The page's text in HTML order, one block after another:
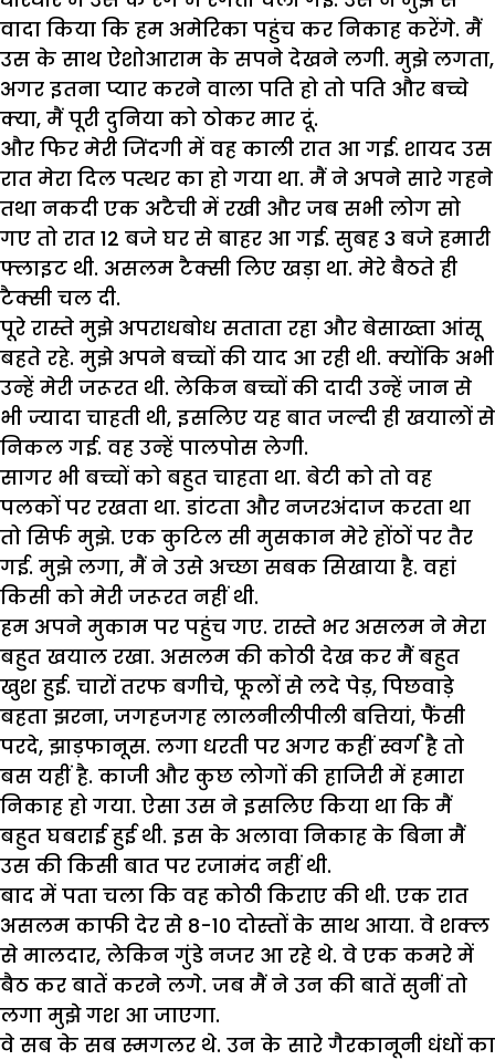
वादा किया कि हम अमेरिका पहुंच कर निकाह करेंगे. मैं
उस के साथ ऐशोआराम के सपने देखने लगी. मुझे लगता,
अगर इतना प्यार करने वाला पति हो तो पति और बच्चे
क्या, मैं पूरी दुनिया को ठोकर मार दूं.
और फिर मेरी जिंदगी में वह काली रात आ गई. शायद उस
रात मेरा दिल पत्थर का हो गया था. मैं ने अपने सारे गहने
तथा नकदी एक अटैची में रखी और जब सभी लोग सो
गए तो रात 12 बजे घर से बाहर आ गई. सुबह 3 बजे हमारी
फ्लाइट थी. असलम टैक्सी लिए खड़ा था. मेरे बैठते ही
टैक्सी चल दी.
पूरे रास्ते मुझे अपराधबोध सताता रहा और बेसाख्ता आंसू
बहते रहे. मुझे अपने बच्चों की याद आ रही थी. क्योंकि अभी
उन्हें मेरी जरूरत थी. लेकिन बच्चों की दादी उन्हें जान से
भी ज्यादा चाहती थी, इसलिए यह बात जल्दी ही खयालों से
निकल गई. वह उन्हें पालपोस लेगी.
सागर भी बच्चों को बहुत चाहता था. बेटी को तो वह
पलकों पर रखता था. डांटता और नजरअंदाज करता था
तो सिर्फ मुझे. एक कुटिल सी मुसकान मेरे होंठों पर तैर
गई. मुझे लगा, मैं ने उसे अच्छा सबक सिखाया है. वहां
किसी को मेरी जरूरत नहीं थी.
हम अपने मुकाम पर पहुंच गए. रास्ते भर असलम ने मेरा
बहुत खयाल रखा. असलम की कोठी देख कर मैं बहुत
खुश हुई. चारों तरफ बगीचे, फूलों से लदे पेड़, पिछवाड़े
बहता झरना, जगहजगह लालनीलीपीली बत्तियां, फैंसी
परदे, झाड़फानूस. लगा धरती पर अगर कहीं स्वर्ग है तो
बस यहीं है. काजी और कुछ लोगों की हाजिरी में हमारा
निकाह हो गया. ऐसा उस ने इसलिए किया था कि मैं
बहुत घबराई हुई थी. इस के अलावा निकाह के बिना मैं
उस की किसी बात पर रजामंद नहीं थी.
बाद में पता चला कि वह कोठी किराए की थी. एक रात
असलम काफी देर से 8-10 दोस्तों के साथ आया. वे शक्ल
से मालदार, लेकिन गुंडे नजर आ रहे थे. वे एक कमरे में
बैठ कर बातें करने लगे. जब मैं ने उन की बातें सुनीं तो
लगा मुझे गश आ जाएगा.
वे सब के सब स्मगलर थे. उन के सारे गैरकानूनी धंधों का